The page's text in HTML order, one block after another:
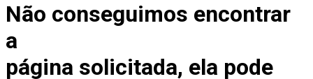
Não conseguimos encontrar
a
página solicitada, ela pode